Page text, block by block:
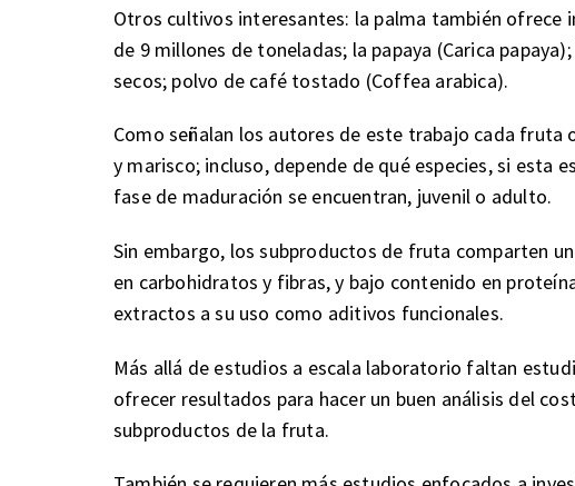
Otros cultivos interesantes: la palma también ofrece
de 9 millones de toneladas; la papaya (Carica
secos; polvo de café tostado (Coffea arabica).
Como señalan los autores de este trabajo cada fruta
y marisco; incluso, depende de qué especies, si esta
fase de maduración se encuentran, juvenil o adulto.
Sin embargo, los subproductos de fruta comparten
en carbohidratos y fibras, y bajo contenido en
extractos a su uso como aditivos funcionales.
Más allá de estudios a escala laboratorio faltan
ofrecer resultados para hacer un buen análisis del
subproductos de la fruta.